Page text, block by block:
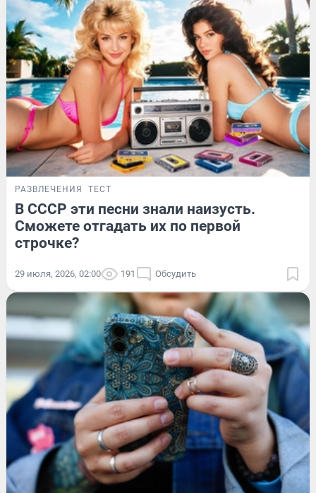
РАЗВЛЕЧЕНИЯ ТЕСТ
В СССР эти песни знали наизусть.
Сможете отгадать их по первой
строчке?
29 июля, 2026, 02:00 191 Обсудить